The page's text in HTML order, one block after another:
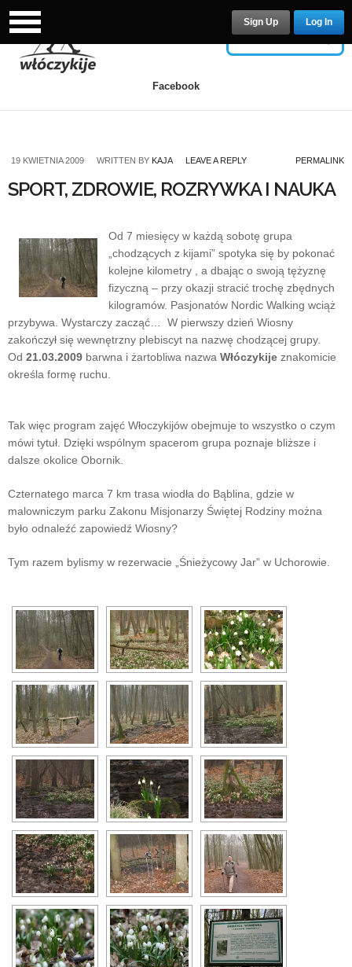
Facebook
Log In
Sign Up
19 KWIETNIA 2009 WRITTEN BY KAJA LEAVE A REPLY PERMALINK
SPORT, ZDROWIE, ROZRYWKA I NAUKA
Od 7 miesięcy w każdą sobotę grupa
„chodzących z kijami” spotyka się by pokonać
kolejne kilometry , a dbając o swoją tężyznę
fizyczną – przy okazji stracić trochę zbędnych
kilogramów. Pasjonatów Nordic Walking wciąż
przybywa. Wystarczy zacząć… W pierwszy dzień Wiosny
zakończył się wewnętrzny plebiscyt na nazwę chodzącej grupy.
Od 21.03.2009 barwna i żartobliwa nazwa Włóczykije znakomicie
określa formę ruchu.
Tak więc program zajęć Włoczykijów obejmuje to wszystko o czym
mówi tytuł. Dzięki wspólnym spacerom grupa poznaje bliższe i
dalsze okolice Obornik.
Czternatego marca 7 km trasa wiodła do Bąblina, gdzie w
malowniczym parku Zakonu Misjonarzy Świętej Rodziny można
było odnaleźć zapowiedź Wiosny?
Tym razem bylismy w rezerwacie „Śnieżycowy Jar” w Uchorowie.
Lost your password? Register